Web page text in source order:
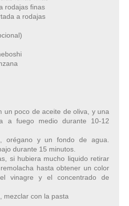
rodajas finas
a rodajas
un poco de aceite de oliva, y una
a fuego medio durante 10-12
orégano y un fondo de agua.
durante 15 minutos.
si hubiera mucho liquido retirar
hasta obtener un color
vinagre y el concentrado de
mezclar con la pasta